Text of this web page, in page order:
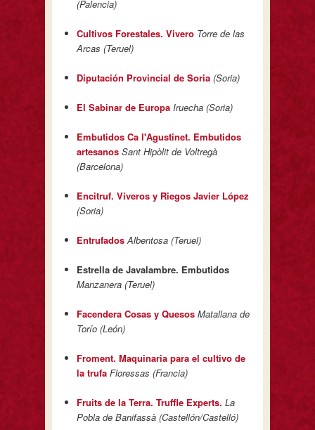
(Palencia)
Cultivos Forestales. Vivero Torre de las
Arcas (Teruel)
Diputación Provincial de Soria (Soria)
El Sabinar de Europa Iruecha (Soria)
Embutidos Ca l'Agustinet. Embutidos
artesanos Sant Hipòlit de Voltregà
(Barcelona)
Encitruf. Viveros y Riegos Javier López
(Soria)
Entrufados Albentosa (Teruel)
Estrella de Javalambre. Embutidos
Manzanera (Teruel)
Facendera Cosas y Quesos Matallana de
Torío (León)
Froment. Maquinaria para el cultivo de
la trufa Floressas (Francia)
Fruits de la Terra. Truffle Experts. La
Pobla de Banifassà (Castellón/Castelló)